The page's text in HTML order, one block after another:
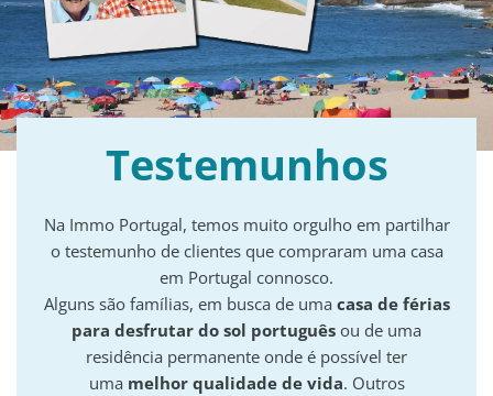
Testemunhos
Na Immo Portugal, temos muito orgulho em partilhar
o testemunho de clientes que compraram uma casa
em Portugal connosco.
Alguns são famílias, em busca de uma casa de férias
para desfrutar do sol português ou de uma
residência permanente onde é possível ter
uma melhor qualidade de vida. Outros